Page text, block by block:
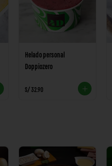
Helado personal
Doppiozero
S/ 32.90